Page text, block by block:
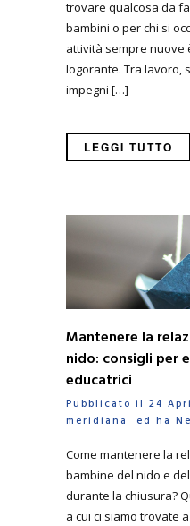
trovare qualcosa da
bambini o per chi si
attività sempre nuove
logorante. Tra lavoro,
impegni […]
LEGGI TUTTO
Mantenere la
nido: consigli per
educatrici
Pubblicato il 24
meridiana
ed ha
Come mantenere la
bambine del nido e
durante la chiusura?
a cui ci siamo trovate